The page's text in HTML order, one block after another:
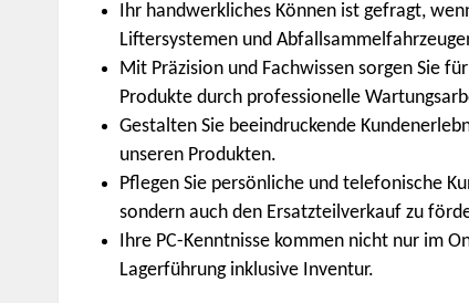
Ihr handwerkliches Können ist gefragt,
Liftersystemen und
Mit Präzision und Fachwissen sorgen Sie
Produkte durch professionelle
Gestalten Sie beeindruckende
unseren Produkten.
Pflegen Sie persönliche und telefonische
sondern auch den Ersatzteilverkauf zu
Ihre PC-Kenntnisse kommen nicht nur im
Lagerführung inklusive Inventur.